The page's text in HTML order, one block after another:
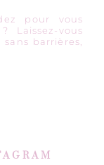
pour vous
Laissez-vous
barrières,